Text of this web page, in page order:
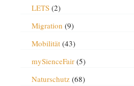
LETS(2)
Migration (9)
Mobilität(43)
mySienceFair(5)
Naturschutz(68)